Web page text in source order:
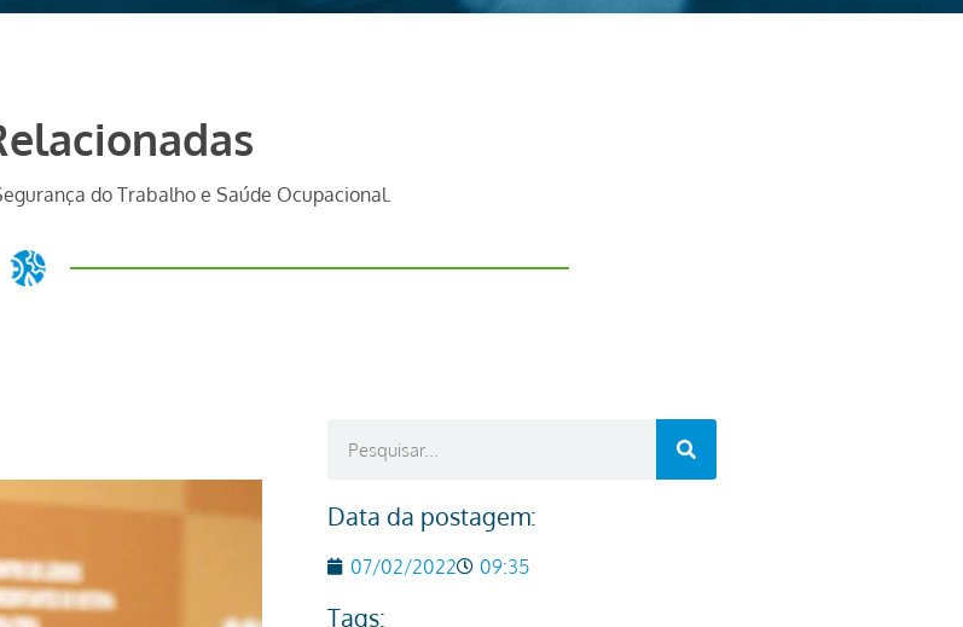
do Trabalho e Saúde Ocupacional.
Data da postagem:
07/02/2022 09:35
Tags: